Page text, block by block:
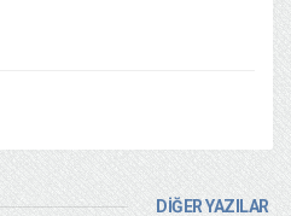
DİĞER YAZILAR